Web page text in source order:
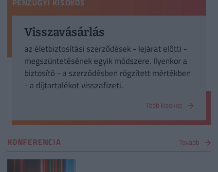
PÉNZÜGYI KISOKOS
Visszavásárlás
az életbiztosítási szerződések - lejárat előtti -
megszüntetésének egyik módszere. Ilyenkor a
biztosító - a szerződésben rögzített mértékben
- a díjtartalékot visszafizeti.
Több kisokos
KONFERENCIA Tovább